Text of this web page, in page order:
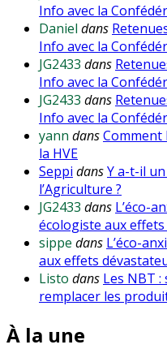
Info avec la
Daniel dans
Info avec la
JG2433 dans
Info avec la
JG2433 dans
Info avec la
yann dansComment
la HVE
Seppi dansY a-t-il
l’Agriculture ?
JG2433 dans L’éco-
écologiste aux
sippe dans L’éco-
aux effets
Listo dans Les NBT
remplacer les
À la une